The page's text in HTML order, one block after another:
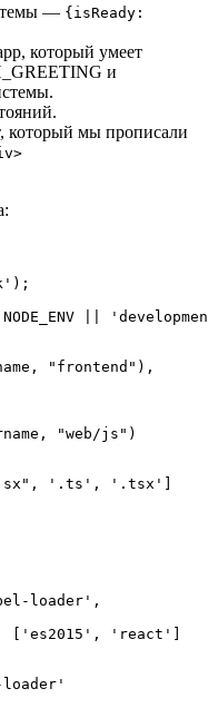
— {isReady:
который умеет
и
который мы прописали
||
"frontend"),
"web/js")
'.ts', '.tsx']
loader',
['es2015', 'react']